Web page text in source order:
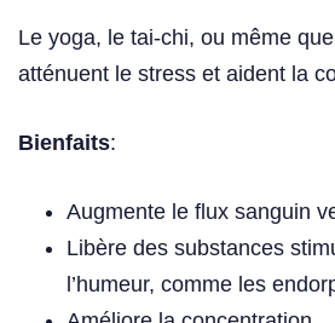
Le yoga, le tai-chi, ou même
atténuent le stress et aident la
Bienfaits:
Augmente le flux sanguin
Libère des substances
l’humeur, comme les